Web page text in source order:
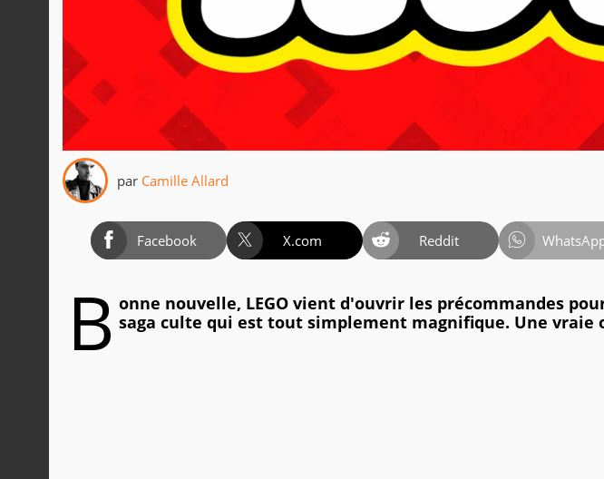
par Camille Allard
Facebook X.com Reddit
B onne nouvelle, LEGO vient d'ouvrir les précommandes
saga culte qui est tout simplement magnifique. Une